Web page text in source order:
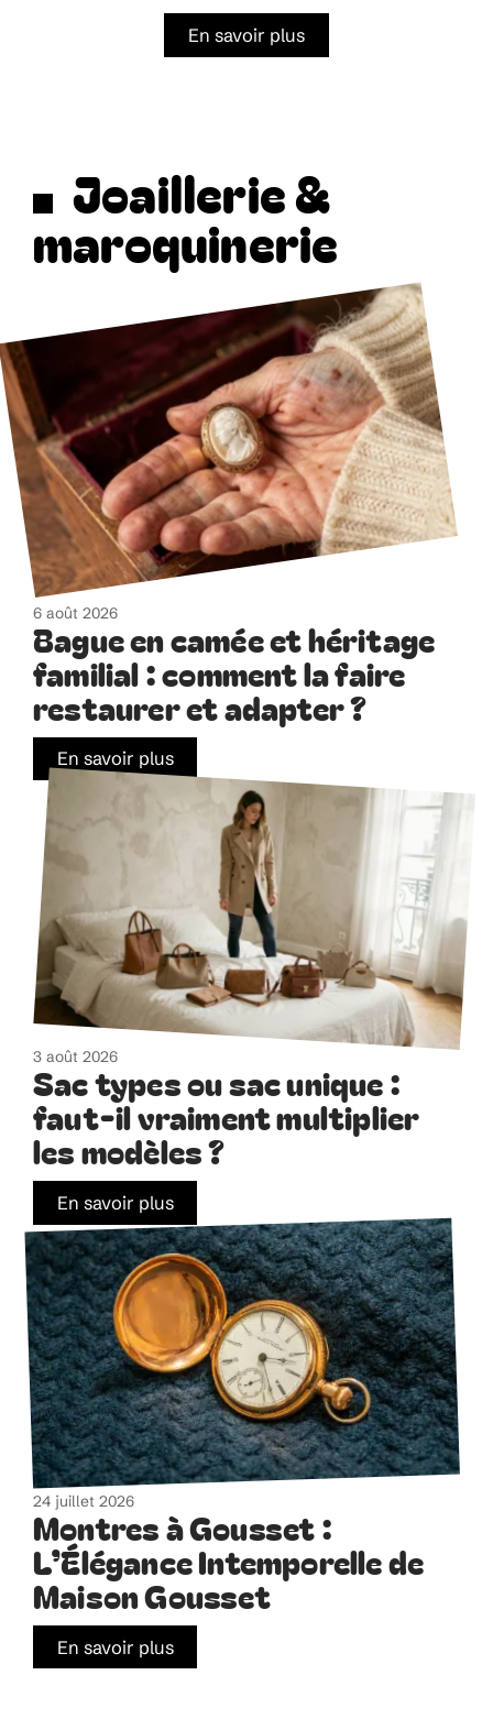
En savoir plus
Joaillerie &
maroquinerie
6 août 2026
Bague en camée et héritage
familial : comment la faire
restaurer et adapter ?
En savoir plus
3 août 2026
Sac types ou sac unique :
faut-il vraiment multiplier
les modèles ?
En savoir plus
24 juillet 2026
Montres à Gousset :
L’Élégance Intemporelle de
Maison Gousset
En savoir plus